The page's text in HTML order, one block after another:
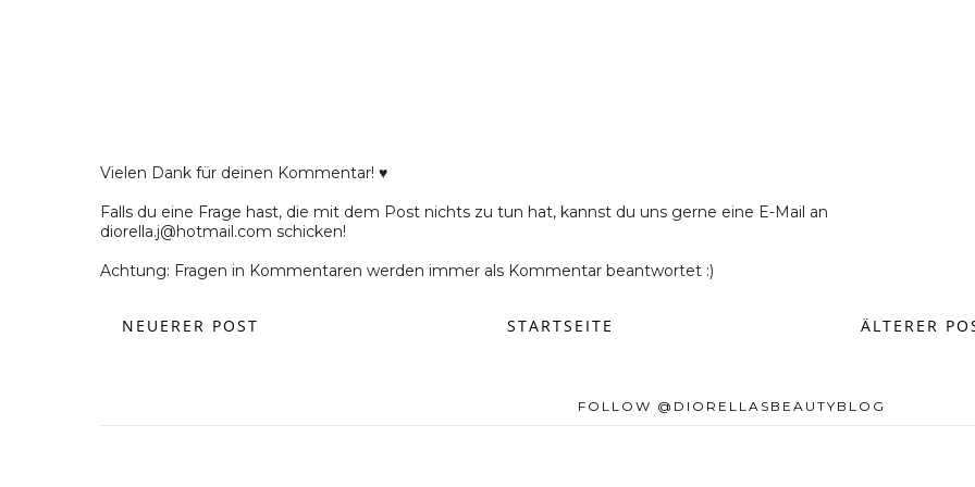
Vielen Dank für deinen Kommentar! ♥
Falls du eine Frage hast, die mit dem Post nichts zu tun hat, kannst du uns gerne eine E-Mail an
diorella.j@hotmail.com schicken!
Achtung: Fragen in Kommentaren werden immer als Kommentar beantwortet :)
NEUERER POST ÄLTERER
STARTSEITE
FOLLOW @DIORELLASBEAUTYBLOG